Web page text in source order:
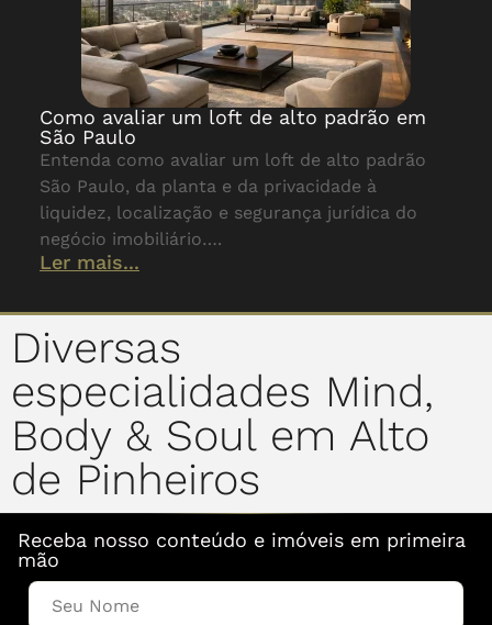
Como avaliar um loft de alto padrão em
São Paulo
Entenda como avaliar um loft de alto padrão
São Paulo, da planta e da privacidade à
liquidez, localização e segurança jurídica do
negócio imobiliário….
Ler mais...
Diversas
especialidades Mind,
Body & Soul em Alto
de Pinheiros
Receba nosso conteúdo e imóveis em primeira
mão